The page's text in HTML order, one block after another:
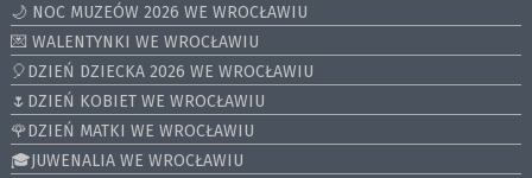
🌙 NOC MUZEÓW 2026 WE WROCŁAWIU
💌 WALENTYNKI WE WROCŁAWIU
🎈DZIEŃ DZIECKA 2026 WE WROCŁAWIU
🌷DZIEŃ KOBIET WE WROCŁAWIU
🌹DZIEŃ MATKI WE WROCŁAWIU
🎓JUWENALIA WE WROCŁAWIU